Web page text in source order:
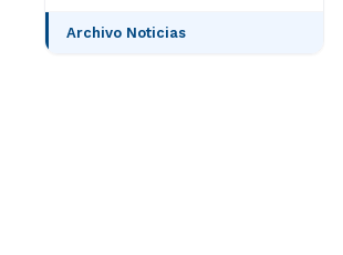
Archivo Noticias